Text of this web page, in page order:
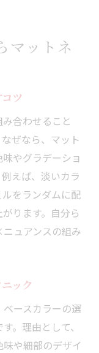
マットネ
ツ
合わせること
ぜなら、マット
やグラデーショ
えば、淡いカラ
をランダムに配
ります。自分ら
ュアンスの組み
ック
ースカラーの選
。理由として、
や細部のデザイ